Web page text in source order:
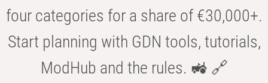
four categories for a share of €30,000+.
Start planning with GDN tools, tutorials,
ModHub and the rules. 🚜 🔗